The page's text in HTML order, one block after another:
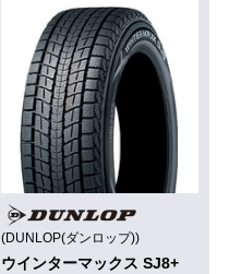
(DUNLOP(ダンロップ))
ウインターマックス SJ8+